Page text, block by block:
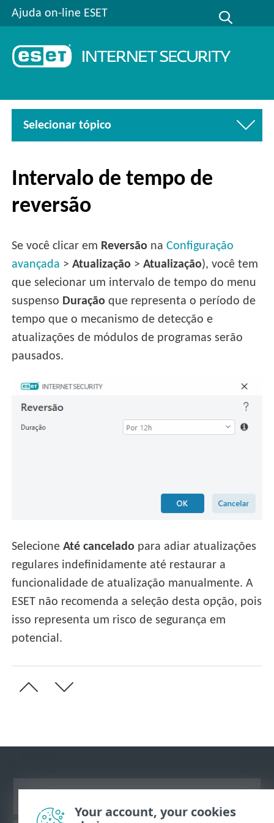
Ajuda on-line ESET
Selecionar tópico
Intervalo de tempo de
reversão
Se você clicar em Reversão naConfiguração
avançada >Atualização >Atualização), você tem
que selecionar um intervalo de tempo do menu
suspenso Duração que representa o período de
tempo que o mecanismo de detecção e
atualizações de módulos de programas serão
pausados.
SelecioneAté cancelado para adiar atualizações
regulares indefinidamente até restaurar a
funcionalidade de atualização manualmente. A
ESET não recomenda a seleção desta opção, pois
isso representa um risco de segurança em
potencial.
Your account, your cookies